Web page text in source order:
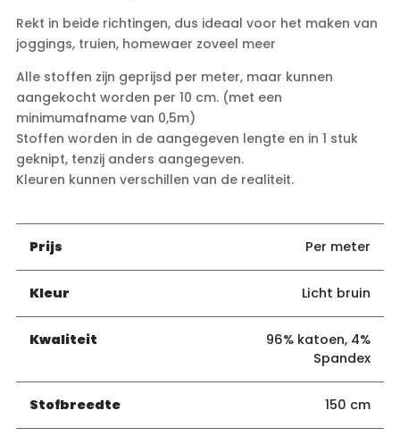
Rekt in beide richtingen, dus ideaal voor het maken van
joggings, truien, homewaer zoveel meer
Alle stoffen zijn geprijsd per meter, maar kunnen
aangekocht worden per 10 cm. (met een
minimumafname van 0,5m)
Stoffen worden in de aangegeven lengte en in 1 stuk
geknipt, tenzij anders aangegeven.
Kleuren kunnen verschillen van de realiteit.
Prijs Per meter
Kleur Licht bruin
Kwaliteit
96% katoen, 4%
Spandex
Stofbreedte 150 cm